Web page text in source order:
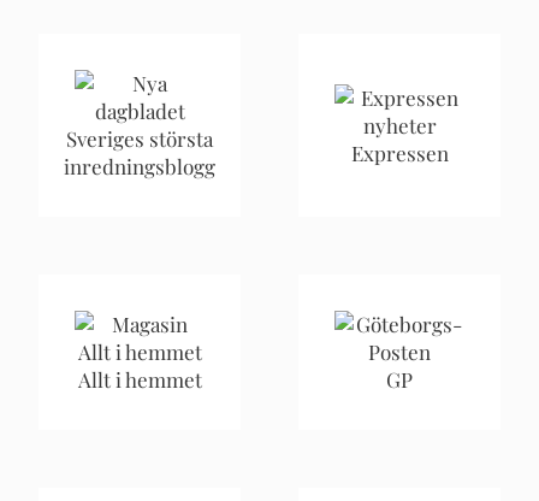
Sveriges största
inredningsblogg
Expressen
Allt i hemmet GP